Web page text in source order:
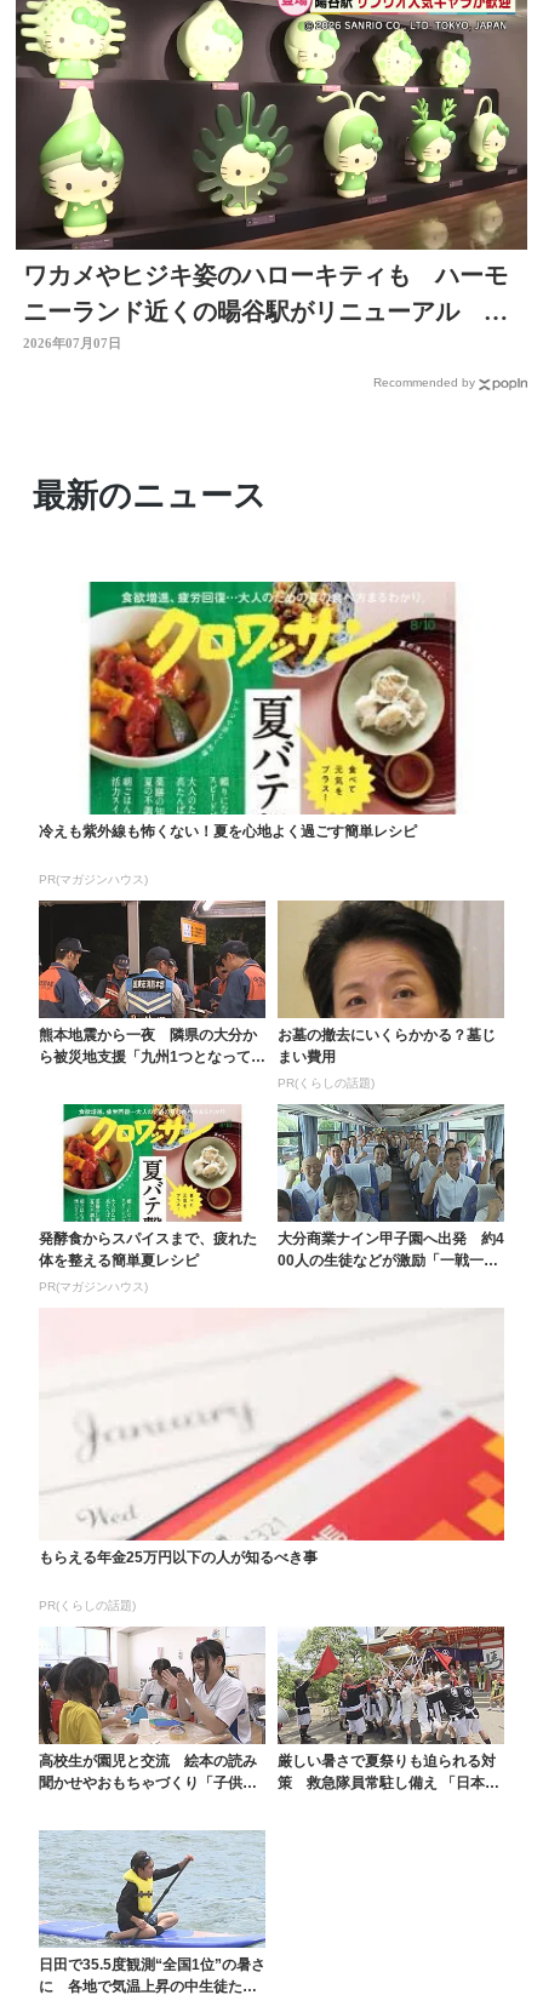
ワカメやヒジキ姿のハローキティも ハーモ
ニーランド近くの暘谷駅がリニューアル 大
分
2026年07月07日
Recommended by
最新のニュース
冷えも紫外線も怖くない！夏を心地よく過ごす簡単レシピ
PR(マガジンハウス)
熊本地震から一夜 隣県の大分か
ら被災地支援「九州1つとなって」
お墓の撤去にいくらかかる？墓じ
まい費用
PR(くらしの話題)
発酵食からスパイスまで、疲れた
体を整える簡単夏レシピ
PR(マガジンハウス)
大分商業ナイン甲子園へ出発 約4
00人の生徒などが激励「一戦一戦
もらえる年金25万円以下の人が知るべき事
PR(くらしの話題)
高校生が園児と交流 絵本の読み
聞かせやおもちゃづくり「子供た
厳しい暑さで夏祭りも迫られる対
策 救急隊員常駐し備え 「日本一
日田で35.5度観測“全国1位”の暑さ
に 各地で気温上昇の中生徒たち